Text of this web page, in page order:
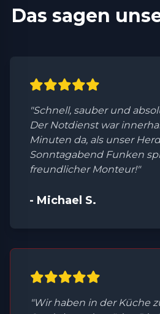
Das sagen
"Schnell, sauber und
Der Notdienst war
Minuten da, als unser
Sonntagabend Funken
freundlicher Monteur!"
- Michael S.
"Wir haben in der Küche